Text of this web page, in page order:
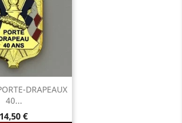
DRAPEAUX
40...
Prix
14,50 €